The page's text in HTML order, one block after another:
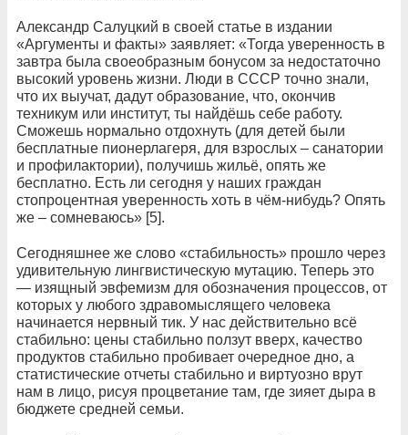
Александр Салуцкий в своей статье в издании
«Аргументы и факты» заявляет: «Тогда уверенность в
завтра была своеобразным бонусом за недостаточно
высокий уровень жизни. Люди в СССР точно знали,
что их выучат, дадут образование, что, окончив
техникум или институт, ты найдёшь себе работу.
Сможешь нормально отдохнуть (для детей были
бесплатные пионерлагеря, для взрослых – санатории
и профилактории), получишь жильё, опять же
бесплатно. Есть ли сегодня у наших граждан
стопроцентная уверенность хоть в чём-нибудь? Опять
же – сомневаюсь» [5].
Сегодняшнее же слово «стабильность» прошло через
удивительную лингвистическую мутацию. Теперь это
— изящный эвфемизм для обозначения процессов, от
которых у любого здравомыслящего человека
начинается нервный тик. У нас действительно всё
стабильно: цены стабильно ползут вверх, качество
продуктов стабильно пробивает очередное дно, а
статистические отчеты стабильно и виртуозно врут
нам в лицо, рисуя процветание там, где зияет дыра в
бюджете средней семьи.